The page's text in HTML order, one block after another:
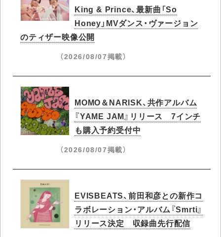
King & Prince、最新曲「So
Honey」MVダンス・ヴァージョン
のティザー映像公開
（2026/08/07掲載）
MOMO＆NARISK、共作アルバム
『YAME JAM』リリース 7インチ
も購入予約受付中
（2026/08/07掲載）
EVISBEATS、前田和彦との新作コ
ラボレーション・アルバム『Smrti』
リリース決定 収録曲先行配信